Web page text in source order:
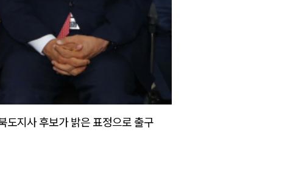
도지사 후보가 밝은 표정으로 출구